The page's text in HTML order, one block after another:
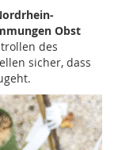
Obst
des
sicher, dass